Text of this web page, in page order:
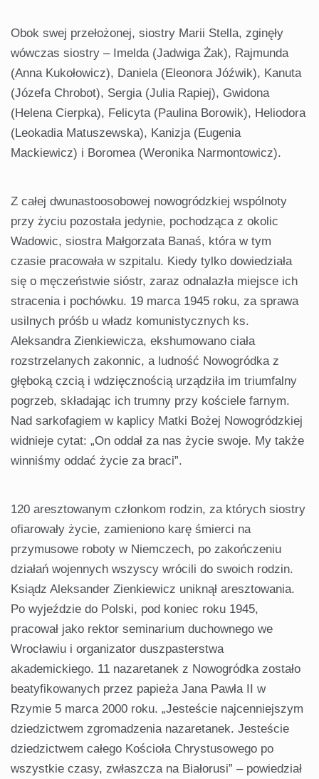
Obok swej przełożonej, siostry Marii Stella, zginęły
wówczas siostry – Imelda (Jadwiga Żak), Rajmunda
(Anna Kukołowicz), Daniela (Eleonora Jóźwik), Kanuta
(Józefa Chrobot), Sergia (Julia Rapiej), Gwidona
(Helena Cierpka), Felicyta (Paulina Borowik), Heliodora
(Leokadia Matuszewska), Kanizja (Eugenia
Mackiewicz) i Boromea (Weronika Narmontowicz).
Z całej dwunastoosobowej nowogródzkiej wspólnoty
przy życiu pozostała jedynie, pochodząca z okolic
Wadowic, siostra Małgorzata Banaś, która w tym
czasie pracowała w szpitalu. Kiedy tylko dowiedziała
się o męczeństwie sióstr, zaraz odnalazła miejsce ich
stracenia i pochówku. 19 marca 1945 roku, za sprawa
usilnych próśb u władz komunistycznych ks.
Aleksandra Zienkiewicza, ekshumowano ciała
rozstrzelanych zakonnic, a ludność Nowogródka z
głęboką czcią i wdzięcznością urządziła im triumfalny
pogrzeb, składając ich trumny przy kościele farnym.
Nad sarkofagiem w kaplicy Matki Bożej Nowogródzkiej
widnieje cytat: „On oddał za nas życie swoje. My także
winniśmy oddać życie za braci”.
120 aresztowanym członkom rodzin, za których siostry
ofiarowały życie, zamieniono karę śmierci na
przymusowe roboty w Niemczech, po zakończeniu
działań wojennych wszyscy wrócili do swoich rodzin.
Ksiądz Aleksander Zienkiewicz uniknął aresztowania.
Po wyjeździe do Polski, pod koniec roku 1945,
pracował jako rektor seminarium duchownego we
Wrocławiu i organizator duszpasterstwa
akademickiego. 11 nazaretanek z Nowogródka zostało
beatyfikowanych przez papieża Jana Pawła II w
Rzymie 5 marca 2000 roku. „Jesteście najcenniejszym
dziedzictwem zgromadzenia nazaretanek. Jesteście
dziedzictwem całego Kościoła Chrystusowego po
wszystkie czasy, zwłaszcza na Białorusi” – powiedział